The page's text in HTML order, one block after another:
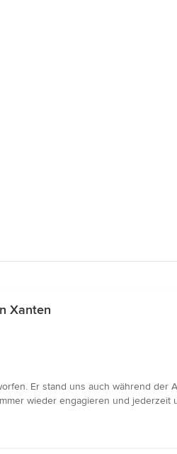
Xanten
Er stand uns auch während der
wieder engagieren und jederzeit